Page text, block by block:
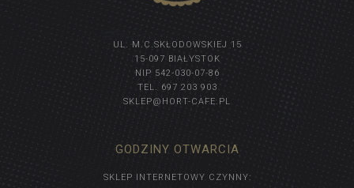
UL. M.C.SKŁODOWSKIEJ 15
15-097 BIAŁYSTOK
NIP 542-030-07-86
TEL. 697 203 903
SKLEP@HORT-CAFE.PL
GODZINY OTWARCIA
SKLEP INTERNETOWY CZYNNY: